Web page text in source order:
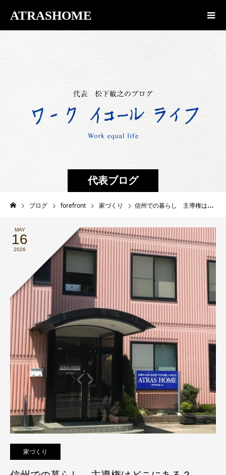
ATRASHOME
代表ブログ
ブログ forefront 家づくり 信州での暮らし 主導権はどこにある？
MAY
16
2026
家づくり